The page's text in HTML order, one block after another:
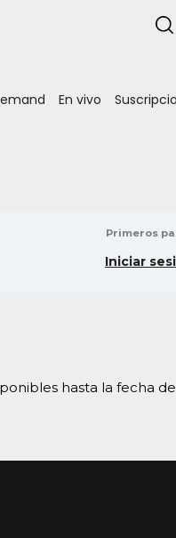
En vivo
Primeros
Iniciar
hasta la fecha